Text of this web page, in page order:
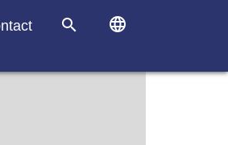
search language